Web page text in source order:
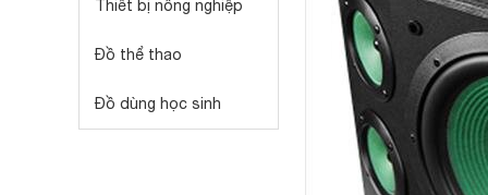
Thiết bị nông nghiệp
Đồ thể thao
Đồ dùng học sinh